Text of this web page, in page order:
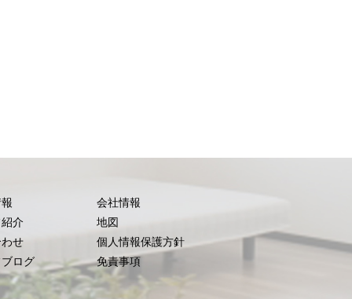
介
せ
ログ
会社情報
地図
個人情報保護方針
免責事項